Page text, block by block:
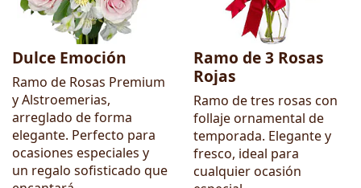
Dulce Emoción
Ramo de Rosas Premium
y Alstroemerias,
arreglado de forma
elegante. Perfecto para
ocasiones especiales y
un regalo sofisticado que
Ramo de 3 Rosas
Rojas
Ramo de tres rosas con
follaje ornamental de
temporada. Elegante y
fresco, ideal para
cualquier ocasión